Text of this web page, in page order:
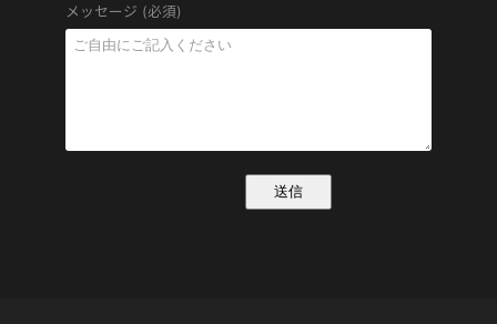
メッセージ (必須)